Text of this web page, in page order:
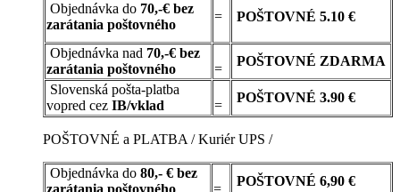
Objednávka do 70,-€ bez
zarátania poštovného
= POŠTOVNÉ 5.10 €
Objednávka nad 70,-€ bez
zarátania poštovného
=
POŠTOVNÉ ZDARMA
Slovenská pošta-platba
vopred cez IB/vklad =
POŠTOVNÉ 3.90 €
POŠTOVNÉ a PLATBA / Kuriér UPS /
Objednávka do 80,- € bez
zarátania poštovného
=
POŠTOVNÉ 6,90 €